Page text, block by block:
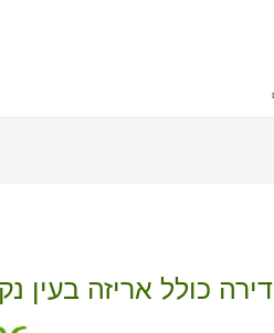
כולל אריזה בעין